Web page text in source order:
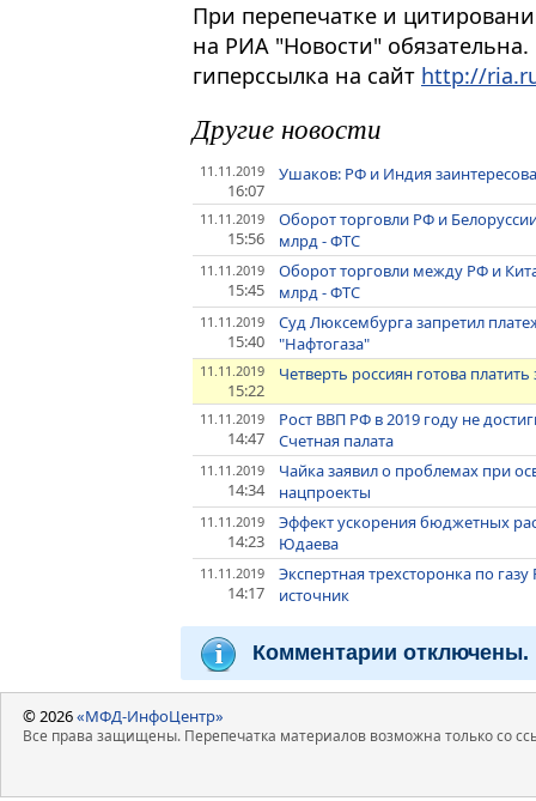
При перепечатке и
на РИА "Новости"
гиперссылка на сайт http://
Другие новости
11.11.2019
16:07
Ушаков: РФ и Индия
11.11.2019
15:56
Оборот торговли РФ и
млрд - ФТС
11.11.2019
15:45
Оборот торговли между РФ и
млрд - ФТС
11.11.2019
15:40
Суд Люксембурга запретил
"Нафтогаза"
11.11.2019
15:22
Четверть россиян готова
11.11.2019
14:47
Рост ВВП РФ в 2019 году не
Счетная палата
11.11.2019
14:34
Чайка заявил о проблемах при
нацпроекты
11.11.2019
14:23
Эффект ускорения бюджетных
Юдаева
11.11.2019
14:17
Экспертная трехсторонка по
источник
Комментарии отключены.
© 2026«МФД-ИнфоЦентр»
Все права защищены. Перепечатка материалов возможна только со